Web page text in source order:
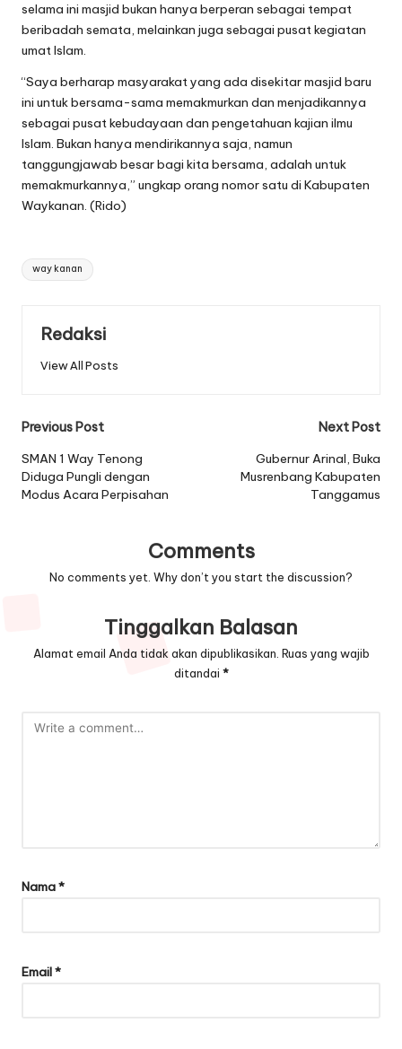
selama ini masjid bukan hanya berperan sebagai tempat
beribadah semata, melainkan juga sebagai pusat kegiatan
umat Islam.
“Saya berharap masyarakat yang ada disekitar masjid baru
ini untuk bersama-sama memakmurkan dan menjadikannya
sebagai pusat kebudayaan dan pengetahuan kajian ilmu
Islam. Bukan hanya mendirikannya saja, namun
tanggungjawab besar bagi kita bersama, adalah untuk
memakmurkannya,” ungkap orang nomor satu di Kabupaten
Waykanan. (Rido)
Tags:
way kanan
Redaksi
View All Posts
Post
navigation
Previous Post
SMAN 1 Way Tenong
Diduga Pungli dengan
Modus Acara Perpisahan
Next Post
Gubernur Arinal, Buka
Musrenbang Kabupaten
Tanggamus
Comments
No comments yet. Why don’t you start the discussion?
Tinggalkan Balasan
Alamat email Anda tidak akan dipublikasikan. Ruas yang wajib
ditandai *
Nama*
Email*